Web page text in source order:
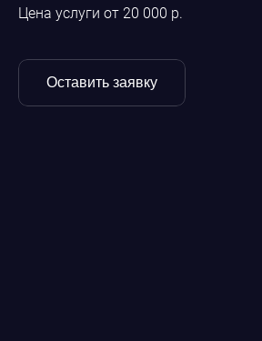
Цена услуги от 20 000 р.
Оставить заявку